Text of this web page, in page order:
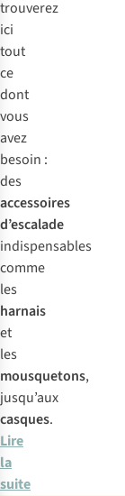
trouverez
ici
tout
ce
dont
vous
avez
besoin :
des
accessoires
d’escalade
indispensables
comme
les
harnais
et
les
mousquetons,
jusqu’aux
casques.
Lire
la
suite